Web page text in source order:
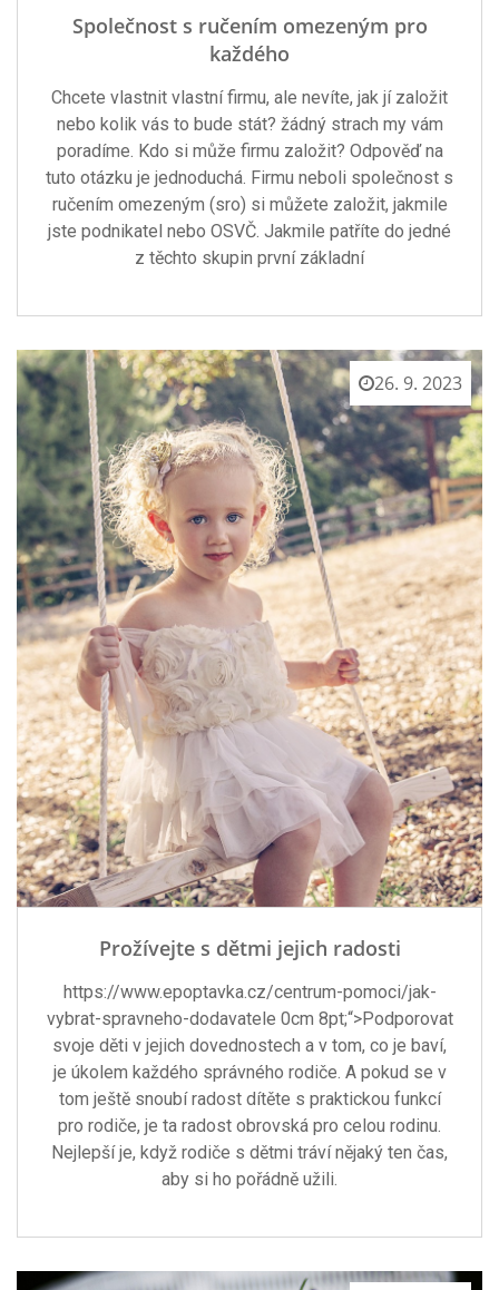
Společnost s ručením omezeným pro
každého
Chcete vlastnit vlastní firmu, ale nevíte, jak jí založit
nebo kolik vás to bude stát? žádný strach my vám
poradíme. Kdo si může firmu založit? Odpověď na
tuto otázku je jednoduchá. Firmu neboli společnost s
ručením omezeným (sro) si můžete založit, jakmile
jste podnikatel nebo OSVČ. Jakmile patříte do jedné
z těchto skupin první základní
26. 9. 2023
Prožívejte s dětmi jejich radosti
https://www.epoptavka.cz/centrum-pomoci/jak-
vybrat-spravneho-dodavatele 0cm 8pt;“>Podporovat
svoje děti v jejich dovednostech a v tom, co je baví,
je úkolem každého správného rodiče. A pokud se v
tom ještě snoubí radost dítěte s praktickou funkcí
pro rodiče, je ta radost obrovská pro celou rodinu.
Nejlepší je, když rodiče s dětmi tráví nějaký ten čas,
aby si ho pořádně užili.